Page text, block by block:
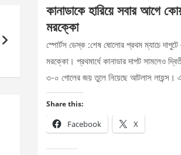
কানাডাকে হারিয়ে সবার আগে
মরক্কো
স্পোর্টস ডেস্ক :শেষ ষোলোর প্রথম ম্যাচে
মরক্কো। প্রথমার্ধে কানাডার দাপট সামলেও
৩-০ গোলের জয় তুলে নিয়েছে আটলাস লায়ন্স।
Share this:
Facebook X